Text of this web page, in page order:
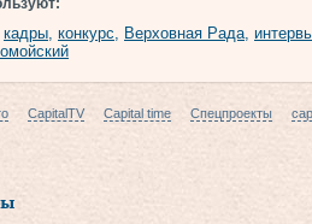
кадры, конкурс, Верховная Рада,
CapitalTV Capital time Спецпроекты